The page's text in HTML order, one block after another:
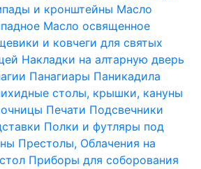
и кронштейны Масло
Масло освященное
и ковчеги для святых
Накладки на алтарную дверь
Панагиары Паникадила
столы, крышки, кануны
Печати Подсвечники
Полки и футляры под
Престолы, Облачения на
Приборы для соборования